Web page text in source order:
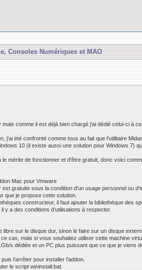
Consoles Numériques et MAO
comme il est déjà bien chargé j'ai dédié celui-ci à
j'ai été confronté comme tous au fait que l'utilitaire
10 (il existe aussi une solution pour Windows 7)
mérite de fonctionner et d'être gratuit, donc voici
Mac pour Vmware
gratuite sous la condition d'un usage personnel ou
que je propose cette solution.
constructeur, il faut ajouter la bibliothèque des
y a des conditions d'utilisations à respecter.
sur le disque dur, sinon le faire sur un disque
cas, mais si vous souhaitez utiliser cette machine
s dédiée et un PC plus puissant que ce que je viens
l'arrêter pour installer l'addon.
le script wininstall.bat.